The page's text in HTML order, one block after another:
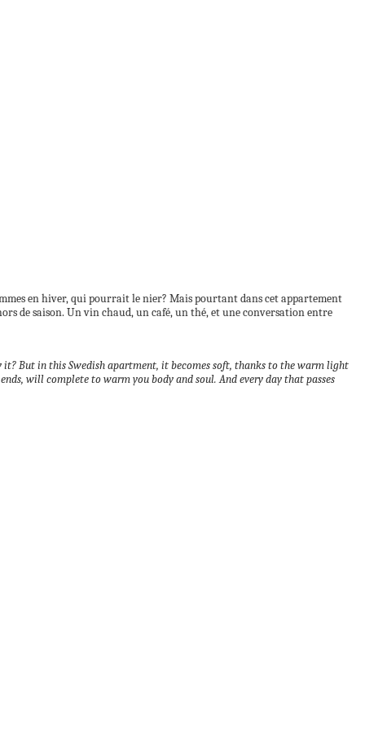
en hiver, qui pourrait le nier? Mais pourtant dans cet appartement
de saison. Un vin chaud, un café, un thé, et une conversation entre
it?But in this Swedish apartment, it becomes soft, thanks to the warm light
will complete to warm you body and soul. And every day that passes